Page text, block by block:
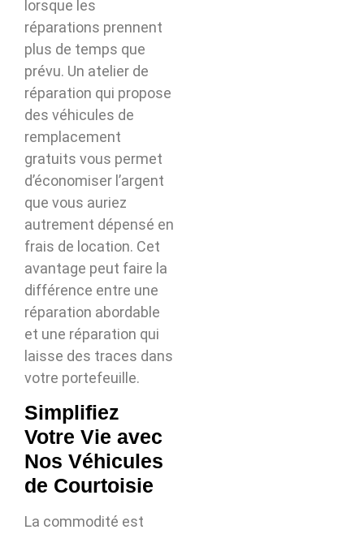
lorsque les
réparations prennent
plus de temps que
prévu. Un atelier de
réparation qui propose
des véhicules de
remplacement
gratuits vous permet
d’économiser l’argent
que vous auriez
autrement dépensé en
frais de location. Cet
avantage peut faire la
différence entre une
réparation abordable
et une réparation qui
laisse des traces dans
votre portefeuille.
Simplifiez
Votre Vie avec
Nos Véhicules
de Courtoisie
La commodité est